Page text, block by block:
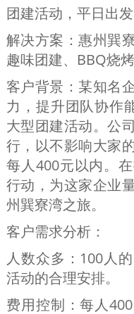
团建活动， 平日出发
解决方案：惠州巽
趣味团建、BBQ烧
客户背景： 某知名
力，提升团队协作
大型团建活动。公
行，以不影响大家
每人400元以内。
行动，为这家企业
州巽寮湾之旅。
客户需求分析：
人数众多：100人
活动的合理安排。
费用控制：每人